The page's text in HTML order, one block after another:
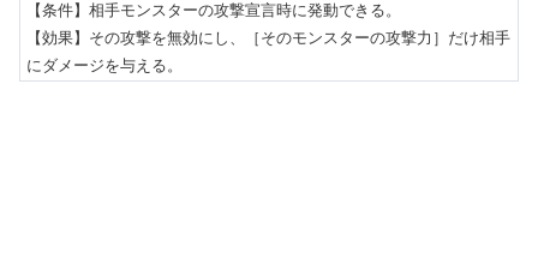
【条件】相手モンスターの攻撃宣言時に発動できる。
【効果】その攻撃を無効にし、［そのモンスターの攻撃力］だけ相手
にダメージを与える。